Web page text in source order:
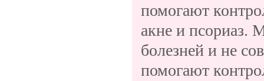
помогают
акне и псориаз.
болезней и не
помогают